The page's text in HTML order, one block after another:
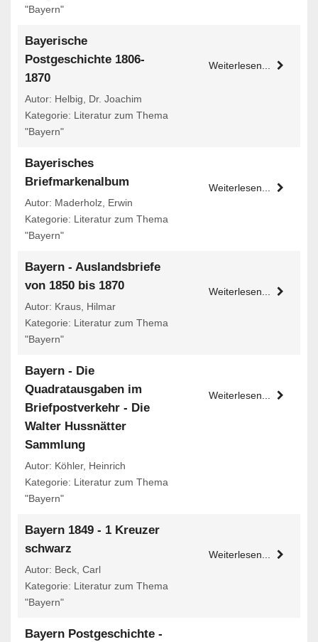
"Bayern"
Bayerische
Postgeschichte 1806-
1870
Autor: Helbig, Dr. Joachim
Kategorie: Literatur zum Thema
"Bayern"
Weiterlesen...
Bayerisches
Briefmarkenalbum
Autor: Maderholz, Erwin
Kategorie: Literatur zum Thema
"Bayern"
Weiterlesen...
Bayern - Auslandsbriefe
von 1850 bis 1870
Autor: Kraus, Hilmar
Kategorie: Literatur zum Thema
"Bayern"
Weiterlesen...
Bayern - Die
Quadratausgaben im
Briefpostverkehr - Die
Walter Hussnätter
Sammlung
Autor: Köhler, Heinrich
Kategorie: Literatur zum Thema
"Bayern"
Weiterlesen...
Bayern 1849 - 1 Kreuzer
schwarz
Autor: Beck, Carl
Kategorie: Literatur zum Thema
"Bayern"
Weiterlesen...
Bayern Postgeschichte -